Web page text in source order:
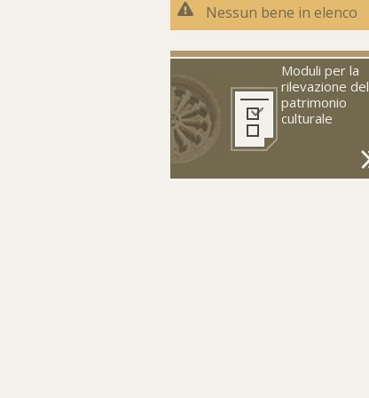
Nessun bene in elenco
Moduli per la
rilevazione del
patrimonio
culturale